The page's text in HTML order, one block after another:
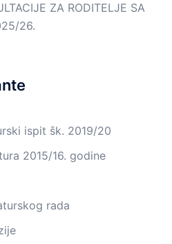
ZA RODITELJE SA
26.
ispit šk. 2019/20
2015/16. godine
rada